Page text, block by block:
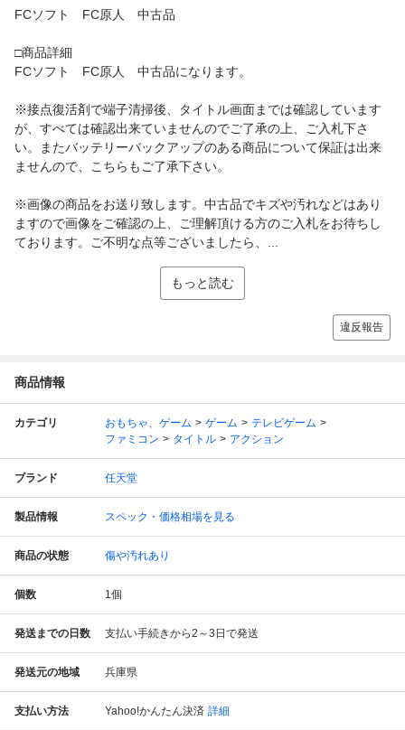
FCソフト FC原人 中古品
□商品詳細
FCソフト FC原人 中古品になります。
※接点復活剤で端子清掃後、タイトル画面までは確認しています
が、すべては確認出来ていませんのでご了承の上、ご入札下さ
い。またバッテリーバックアップのある商品について保証は出来
ませんので、こちらもご了承下さい。
※画像の商品をお送り致します。中古品でキズや汚れなどはあり
ますので画像をご確認の上、ご理解頂ける方のご入札をお待ちし
ております。ご不明な点等ございましたら、...
もっと読む
違反報告
商品情報
カテゴリ おもちゃ、ゲーム ゲーム
テレビゲーム
ファミコン
タイトル アクション
ブランド 任天堂
製品情報 スペック・価格相場を見る
商品の状態 傷や汚れあり
個数 1個
発送までの日数 支払い手続きから2～3日で発送
発送元の地域 兵庫県
支払い方法 Yahoo!かんたん決済 詳細